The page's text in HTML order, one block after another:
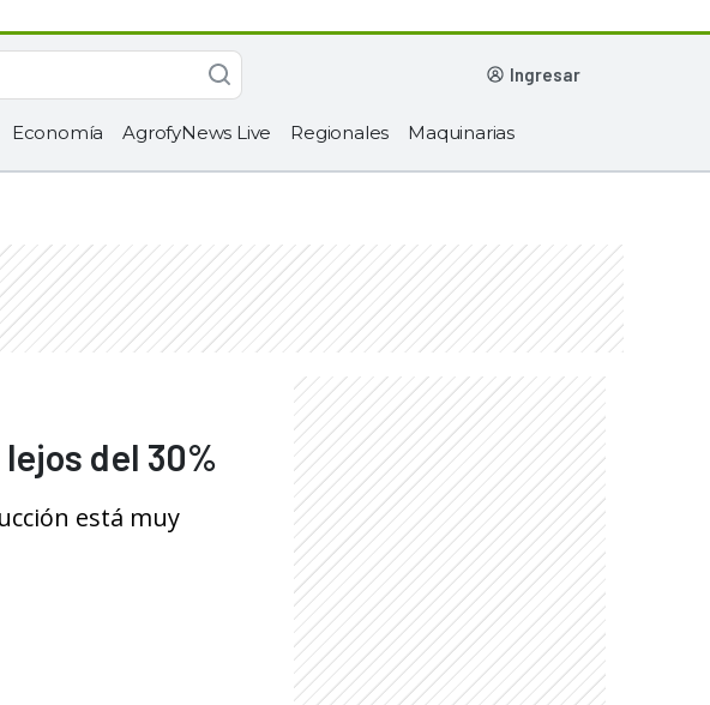
ingresar
Economía AgrofyNews Live Regionales Maquinarias
del 30%
está muy